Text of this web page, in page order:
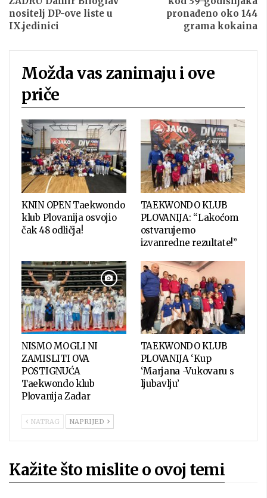
nositelj DP-ove liste u
IX.jedinici
pronađeno oko 144
grama kokaina
Možda vas zanimaju i ove
priče
KNIN OPEN Taekwondo
klub Plovanija osvojio
čak 48 odličja!
TAEKWONDO KLUB
PLOVANIJA: “Lakoćom
ostvarujemo
izvanredne rezultate!”
NISMO MOGLI NI
ZAMISLITI OVA
POSTIGNUĆA
Taekwondo klub
Plovanija Zadar
TAEKWONDO KLUB
PLOVANIJA ‘Kup
‘Marjana -Vukovaru s
ljubavlju’
NATRAG NAPRIJED
Kažite što mislite o ovoj temi